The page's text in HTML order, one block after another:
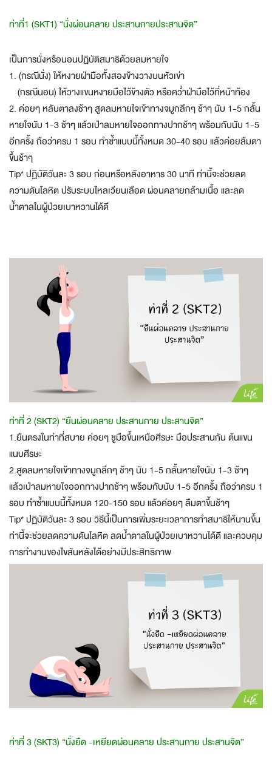
ท่าที่1 (SKT1) “นั่งผ่อนคลาย ประสานกายประสานจิต”
เป็นการนั่งหรือนอนปฏิบัติสมาธิด้วยลมหายใจ
1. (กรณีนั่ง) ให้หงายฝ่ามือทั้งสองข้างวางบนหัวเข่า
(กรณีนอน) ให้วางแขนหงายมือไว้ข้างตัว หรือคว่ำฝ่ามือไว้ที่หน้าท้อง
2. ค่อยๆ หลับตาลงช้าๆ สูดลมหายใจเข้าทางจมูกลึกๆ ช้าๆ นับ 1-5 กลั้น
หายใจนับ 1-3 ช้าๆ แล้วเป่าลมหายใจออกทางปากช้าๆ พร้อมกับนับ 1-5
อีกครั้ง ถือว่าครบ 1 รอบ ทำซ้ำแบบนี้ทั้งหมด 30-40 รอบ แล้วค่อยลืมตา
ขึ้นช้าๆ
Tip* ปฏิบัติวันละ 3 รอบ ก่อนหรือหลังอาหาร 30 นาที ท่านี้จะช่วยลด
ความดันโลหิต ปรับระบบไหลเวียนเลือด ผ่อนคลายกล้ามเนื้อ และลด
น้ำตาลในผู้ป่วยเบาหวานได้ดี
ท่าที่ 2 (SKT2) “ยืนผ่อนคลาย ประสานกาย ประสานจิต”
1.ยืนตรงในท่าที่สบาย ค่อยๆ ชูมือขึ้นเหนือศีรษะ มือประสานกัน ต้นแขน
แนบศีรษะ
2.สูดลมหายใจเข้าทางจมูกลึกๆ ช้าๆ นับ 1-5 กลั้นหายใจนับ 1-3 ช้าๆ
แล้วเป่าลมหายใจออกทางปากช้าๆ พร้อมกับนับ 1-5 อีกครั้ง ถือว่าครบ 1
รอบ ทำซ้ำแบบนี้ทั้งหมด 120-150 รอบ แล้วค่อยๆ ลืมตาขึ้นช้าๆ
Tip* ปฏิบัติวันละ 3 รอบ วิธีนี้เป็นการเพิ่มระยะเวลาการทำสมาธิให้นานขึ้น
ท่านี้จะช่วยลดความดันโลหิต ลดน้ำตาลในผู้ป่วยเบาหวานได้ดี และควบคุม
การทำงานของไขสันหลังได้อย่างมีประสิทธิภาพ
ท่าที่ 3 (SKT3) “นั่งยืด -เหยียดผ่อนคลาย ประสานกาย ประสานจิต”